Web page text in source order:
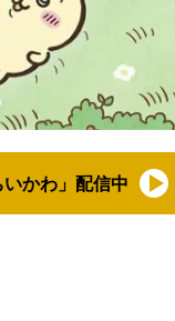
かわ」配信中